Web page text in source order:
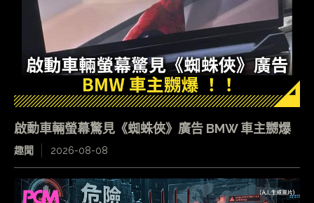
啟動車輛螢幕驚見《蜘蛛俠》廣告 BMW 車主嬲爆
趣聞 2026-08-08